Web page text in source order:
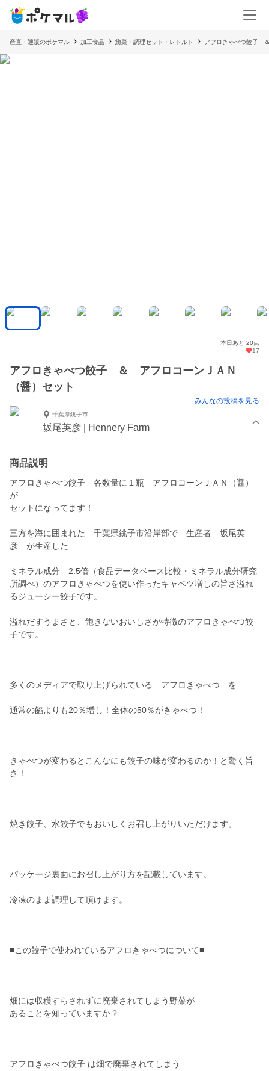
産直・通販のポケマル 加工食品 惣菜・調理セット・レトルト アフロきゃべつ餃子
本日あと 20点
17
アフロきゃべつ餃子 ＆ アフロコーンＪＡＮ
（醤）セット
みんなの投稿を見る
千葉県銚子市
坂尾英彦 | Hennery Farm
商品説明
アフロきゃべつ餃子 各数量に１瓶 アフロコーンＪＡＮ（醤）
が
セットになってます！
三方を海に囲まれた 千葉県銚子市沿岸部で 生産者 坂尾英
彦 が生産した
ミネラル成分 2.5倍（食品データベース比較・ミネラル成分研究
所調べ）のアフロきゃべつを使い作ったキャベツ増しの旨さ溢れ
るジューシー餃子です。
溢れだすうまさと、飽きないおいしさが特徴のアフロきゃべつ餃
子です。
多くのメディアで取り上げられている アフロきゃべつ を
通常の餡よりも20％増し！全体の50％がきゃべつ！
きゃべつが変わるとこんなにも餃子の味が変わるのか！と驚く旨
さ！
焼き餃子、水餃子でもおいしくお召し上がりいただけます。
パッケージ裏面にお召し上がり方を記載しています。
冷凍のまま調理して頂けます。
■この餃子で使われているアフロきゃべつについて■
畑には収穫すらされずに廃棄されてしまう野菜が
あることを知っていますか？
アフロきゃべつ餃子 は畑で廃棄されてしまう